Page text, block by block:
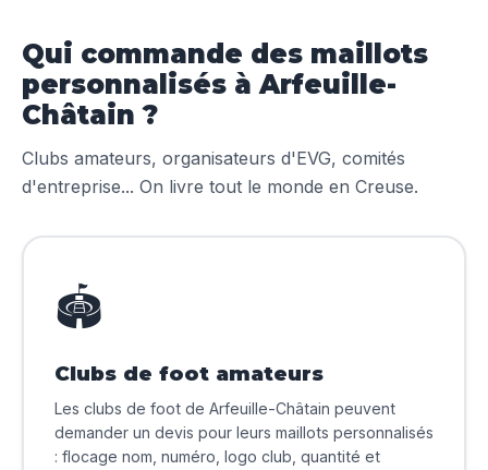
Qui commande des maillots
personnalisés à Arfeuille-
Châtain ?
Clubs amateurs, organisateurs d'EVG, comités
d'entreprise... On livre tout le monde en Creuse.
🏟️
Clubs de foot amateurs
Les clubs de foot de Arfeuille-Châtain peuvent
demander un devis pour leurs maillots personnalisés
: flocage nom, numéro, logo club, quantité et